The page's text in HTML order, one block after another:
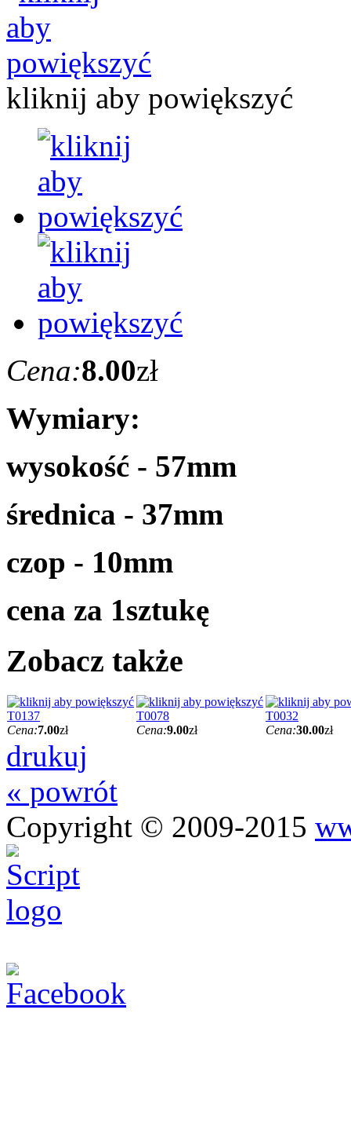
kliknij aby powiększyć
Cena:8.00zł
Wymiary:
wysokość - 57mm
średnica - 37mm
czop - 10mm
cena za 1sztukę
Zobacz także
T0137
Cena:7.00zł
T0078
Cena:9.00zł
T0032
Cena:30.00zł
drukuj
« powrót
Copyright © 2009-2015